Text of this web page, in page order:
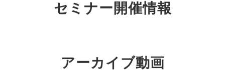
セミナー開催情報
アーカイブ動画